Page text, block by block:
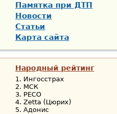
Памятка при ДТП
Новости
Статьи
Карта сайта
Народный рейтинг
Ингосстрах
МСК
РЕСО
Zetta (Цюрих)
Адонис